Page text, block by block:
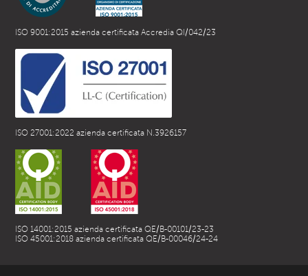
ISO 9001:2015 azienda certificata Accredia QI/042/23
ISO 27001:2022 azienda certificata N.3926157
ISO 14001:2015 azienda certificata QE/B-00101/23-23
ISO 45001:2018 azienda certificata QE/B-00046/24-24